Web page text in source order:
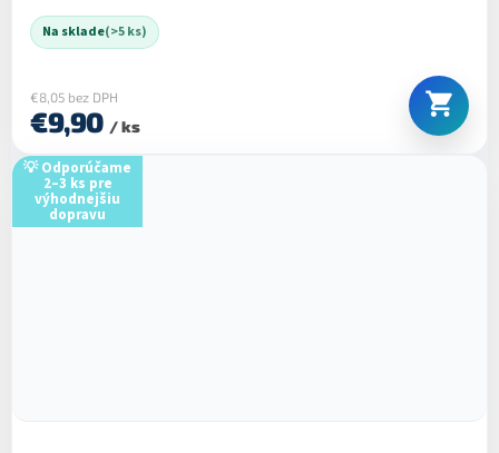
Na sklade(>5 ks)
€8,05 bez DPH
€9,90 / ks
💡 Odporúčame
2–3 ks pre
výhodnejšiu
dopravu